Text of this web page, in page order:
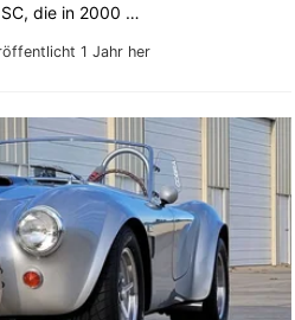
1 Jahr her
die in 2000 …